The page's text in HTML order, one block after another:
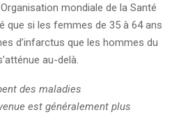
mondiale de la Santé
que si les femmes de 35 à 64 ans
d’infarctus que les hommes du
au-delà.
des maladies
est généralement plus